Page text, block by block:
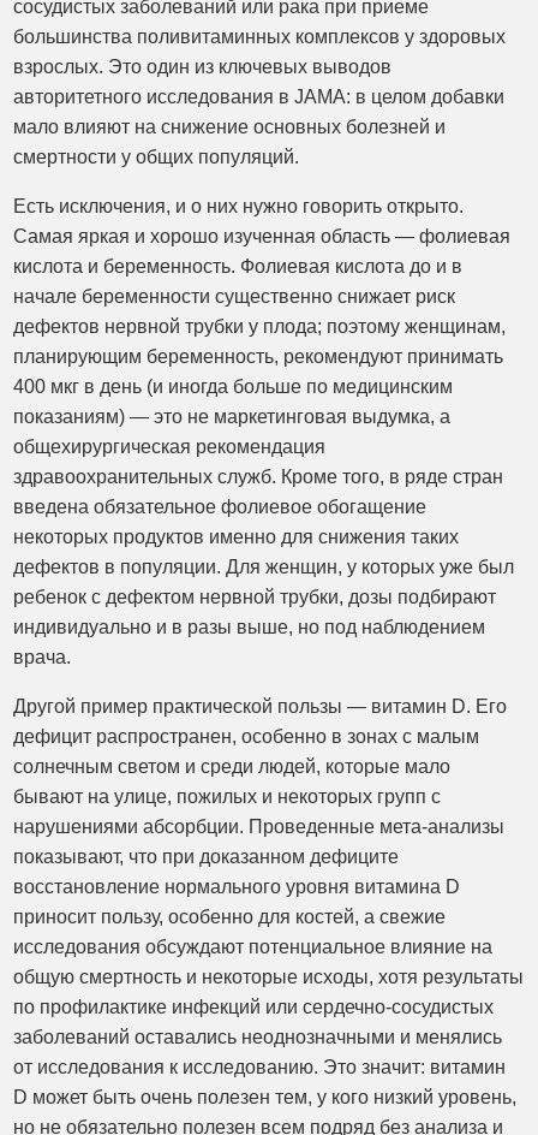
сосудистых заболеваний или рака при приеме
большинства поливитаминных комплексов у здоровых
взрослых. Это один из ключевых выводов
авторитетного исследования в JAMA: в целом добавки
мало влияют на снижение основных болезней и
смертности у общих популяций.
Есть исключения, и о них нужно говорить открыто.
Самая яркая и хорошо изученная область — фолиевая
кислота и беременность. Фолиевая кислота до и в
начале беременности существенно снижает риск
дефектов нервной трубки у плода; поэтому женщинам,
планирующим беременность, рекомендуют принимать
400 мкг в день (и иногда больше по медицинским
показаниям) — это не маркетинговая выдумка, а
общехирургическая рекомендация
здравоохранительных служб. Кроме того, в ряде стран
введена обязательное фолиевое обогащение
некоторых продуктов именно для снижения таких
дефектов в популяции. Для женщин, у которых уже был
ребенок с дефектом нервной трубки, дозы подбирают
индивидуально и в разы выше, но под наблюдением
врача.
Другой пример практической пользы — витамин D. Его
дефицит распространен, особенно в зонах с малым
солнечным светом и среди людей, которые мало
бывают на улице, пожилых и некоторых групп с
нарушениями абсорбции. Проведенные мета-анализы
показывают, что при доказанном дефиците
восстановление нормального уровня витамина D
приносит пользу, особенно для костей, а свежие
исследования обсуждают потенциальное влияние на
общую смертность и некоторые исходы, хотя результаты
по профилактике инфекций или сердечно-сосудистых
заболеваний оставались неоднозначными и менялись
от исследования к исследованию. Это значит: витамин
D может быть очень полезен тем, у кого низкий уровень,
но не обязательно полезен всем подряд без анализа и